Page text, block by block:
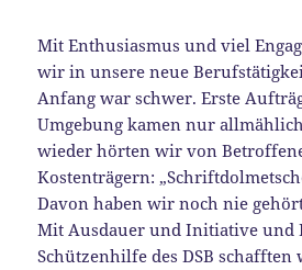
Mit Enthusiasmus und viel
wir in unsere neue
Anfang war schwer. Erste
Umgebung kamen nur
wieder hörten wir von
Kostenträgern:
Davon haben wir noch nie
Mit Ausdauer und Initiative und
Schützenhilfe des DSB schafften